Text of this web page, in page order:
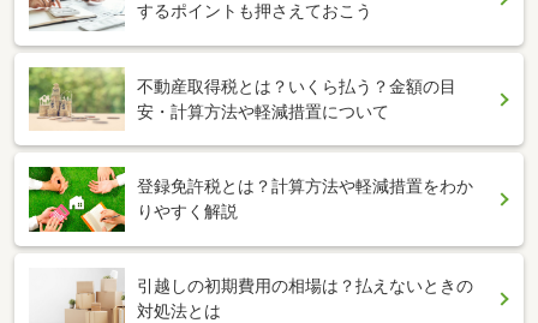
するポイントも押さえておこう
不動産取得税とは？いくら払う？金額の目
安・計算方法や軽減措置について
登録免許税とは？計算方法や軽減措置をわか
りやすく解説
引越しの初期費用の相場は？払えないときの
対処法とは